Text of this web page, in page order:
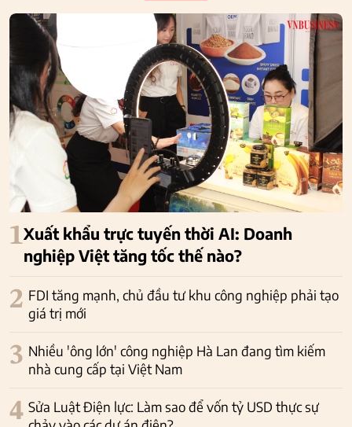
1Xuất khẩu trực tuyến thời AI: Doanh
nghiệp Việt tăng tốc thế nào?
2 FDI tăng mạnh, chủ đầu tư khu công nghiệp phải tạo
giá trị mới
3 Nhiều 'ông lớn' công nghiệp Hà Lan đang tìm kiếm
nhà cung cấp tại Việt Nam
4 Sửa Luật Điện lực: Làm sao để vốn tỷ USD thực sự